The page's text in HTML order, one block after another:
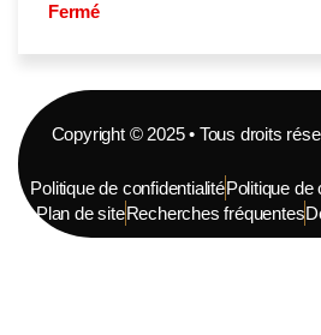
Fermé
Copyright © 2025 • Tous droits
Politique de confidentialitéPolitique de
Plan de siteRecherches fréquentes